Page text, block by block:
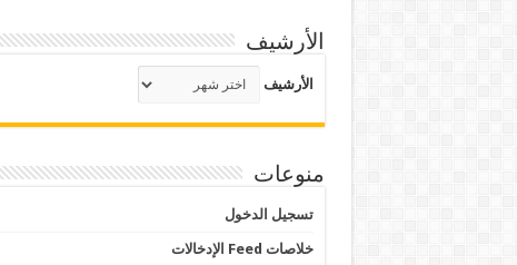
الأرشيف
الأرشيف
منوعات
تسجيل الدخول
خلاصات Feed الإدخالات